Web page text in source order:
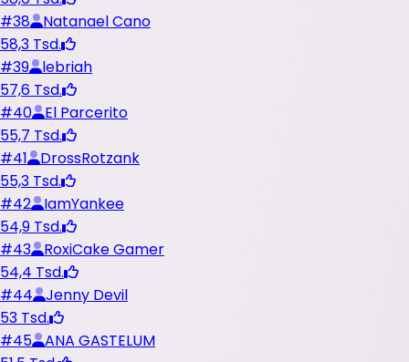
#38
Natanael Cano
58,3 Tsd.
#39
lebriah
57,6 Tsd.
#40
El Parcerito
55,7 Tsd.
#41
DrossRotzank
55,3 Tsd.
#42
IamYankee
54,9 Tsd.
#43
RoxiCake Gamer
54,4 Tsd.
#44
Jenny Devil
53 Tsd.
#45
ANA GASTELUM